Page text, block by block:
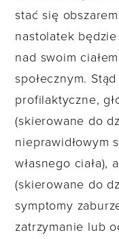
stać się
nastolatek
nad swoim
społecznym.
profilaktyczne,
(skierowane do
nieprawidłowym
własnego ciała),
(skierowane do
symptomy
zatrzymanie lub